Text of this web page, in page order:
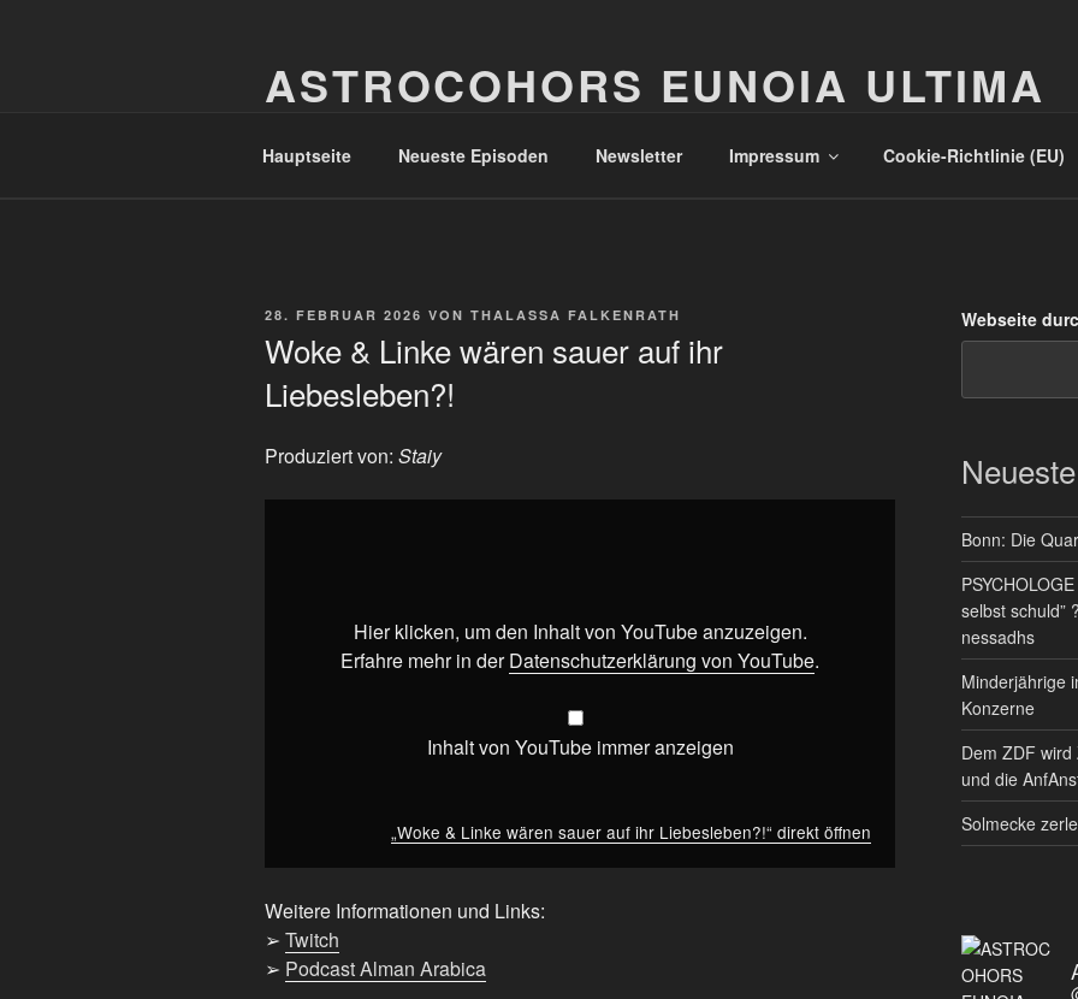
ASTROCOHORS EUNOIA ULTIMA
Hauptseite Neueste Episoden Newsletter Impressum Cookie-Richtlinie (EU)
VERÖFFENTLICHT
28. FEBRUAR 2026 VON THALASSA FALKENRATH
Woke & Linke wären sauer auf ihr
Liebesleben?!
Produziert von: Staiy
Hier klicken, um den Inhalt von YouTube anzuzeigen.
Erfahre mehr in derDatenschutzerklärung von YouTube.
Inhalt von YouTube immer anzeigen
„Woke & Linke wären sauer auf ihr Liebesleben?!“ direkt öffnen
Weitere Informationen und Links:
➢ Twitch
➢ Podcast Alman Arabica
Webseite
Bonn: Die
selbst schuld”
nessadhs
Minderjährige
Konzerne
Dem ZDF
und die
Solmecke